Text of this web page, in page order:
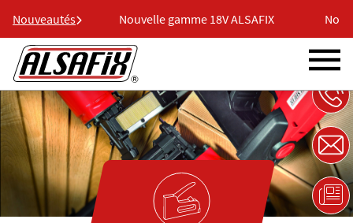
Nouveautés
ALSAFIX Nouvelle gamme 18V ALSAFIX